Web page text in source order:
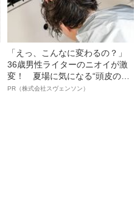
「えっ、こんなに変わるの？」
36歳男性ライターのニオイが激
変！ 夏場に気になる“頭皮のニ
オイ”や“ベタつき”を解消す
PR（株式会社スヴェンソン）